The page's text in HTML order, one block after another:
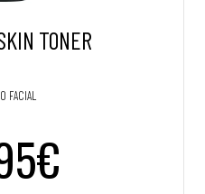
TONER
FACIAL